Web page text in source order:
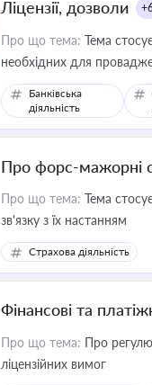
Ліцензії, дозволи
Про що тема: Тема
необхідних для
Банківська
діяльність
Про форс-мажорні
Про що тема: Тема
зв'язку з їх настанням
Страхова діяльність
Фінансові та
Про що тема: Про регулювання
ліцензійних вимог